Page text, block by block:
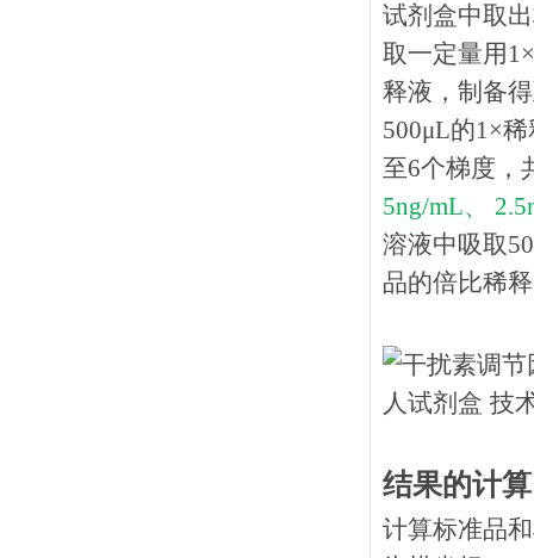
试剂盒中取
取一定量用
释液，制备
500μL的1×
至6个梯度，
5ng/mL、
溶液中吸取
品的倍比稀
结果的计算
计算标准品